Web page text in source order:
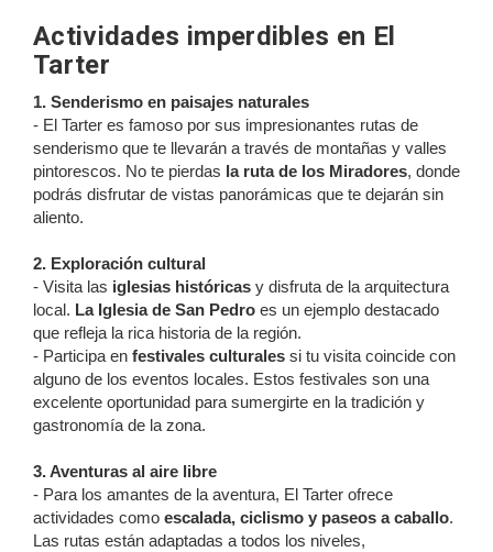
Actividades imperdibles en El
Tarter
1. Senderismo en paisajes naturales
- El Tarter es famoso por sus impresionantes rutas de
senderismo que te llevarán a través de montañas y valles
pintorescos. No te pierdas la ruta de los Miradores, donde
podrás disfrutar de vistas panorámicas que te dejarán sin
aliento.
2. Exploración cultural
- Visita las iglesias históricas y disfruta de la arquitectura
local. La Iglesia de San Pedro es un ejemplo destacado
que refleja la rica historia de la región.
- Participa en festivales culturales si tu visita coincide con
alguno de los eventos locales. Estos festivales son una
excelente oportunidad para sumergirte en la tradición y
gastronomía de la zona.
3. Aventuras al aire libre
- Para los amantes de la aventura, El Tarter ofrece
actividades como escalada, ciclismo y paseos a caballo.
Las rutas están adaptadas a todos los niveles,